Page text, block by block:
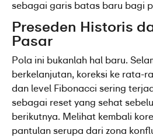
sebagai garis batas baru bagi
Preseden Historis
Pasar
Pola ini bukanlah hal baru.
berkelanjutan, koreksi ke rata-
dan level Fibonacci sering
sebagai reset yang sehat
berikutnya. Melihat kembali
pantulan serupa dari zona